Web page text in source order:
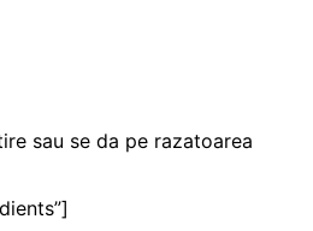
sau se da pe razatoarea